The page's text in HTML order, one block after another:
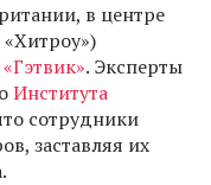
в центре
«Хитроу»)
«Гэтвик». Эксперты
Института
сотрудники
заставляя их